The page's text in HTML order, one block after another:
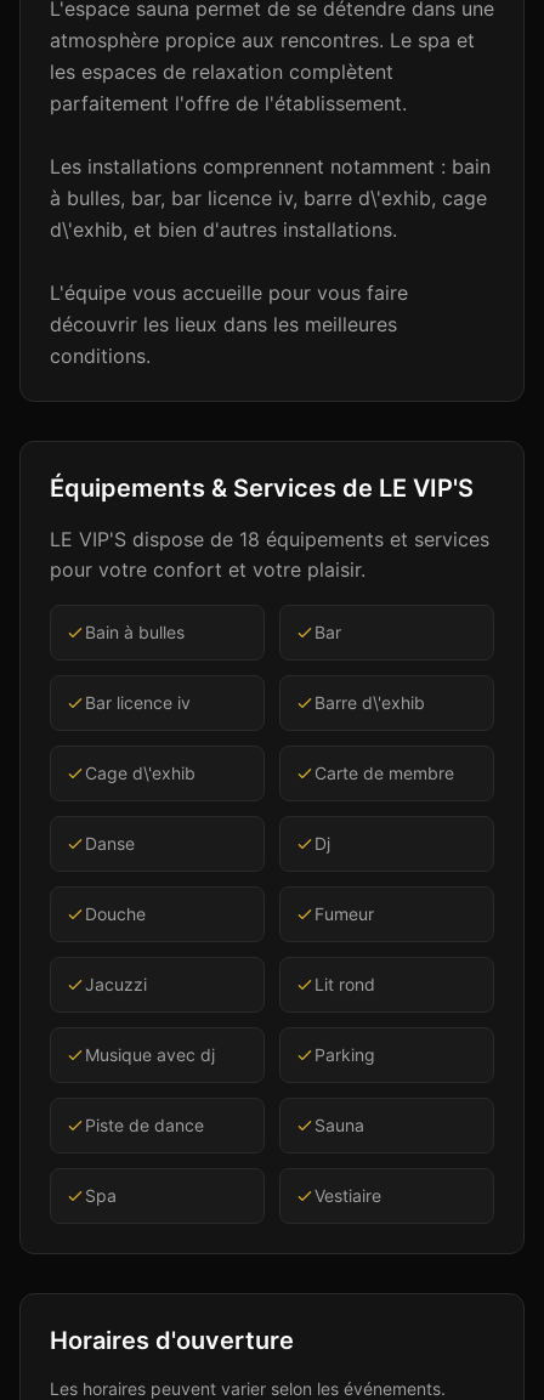
L'espace sauna permet de se détendre dans une
atmosphère propice aux rencontres. Le spa et
les espaces de relaxation complètent
parfaitement l'offre de l'établissement.
Les installations comprennent notamment : bain
à bulles, bar, bar licence iv, barre d\'exhib, cage
d\'exhib, et bien d'autres installations.
L'équipe vous accueille pour vous faire
découvrir les lieux dans les meilleures
conditions.
Équipements & Services de LE VIP'S
LE VIP'S dispose de 18 équipements et services
pour votre confort et votre plaisir.
Bain à bulles Bar
Bar licence iv Barre d\'exhib
Cage d\'exhib Carte de membre
Danse Dj
Douche Fumeur
Jacuzzi Lit rond
Musique avec dj Parking
Piste de dance Sauna
Spa Vestiaire
Horaires d'ouverture
Les horaires peuvent varier selon les événements.